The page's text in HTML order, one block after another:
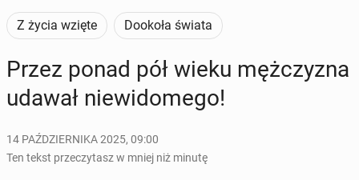
Z życia wzięte Dookoła świata
Przez ponad pół wieku męż­czy­zna
udawał nie­wi­do­me­go!
14 PAŹDZIERNIKA 2025, 09:00
Ten tekst przeczytasz w mniej niż minutę